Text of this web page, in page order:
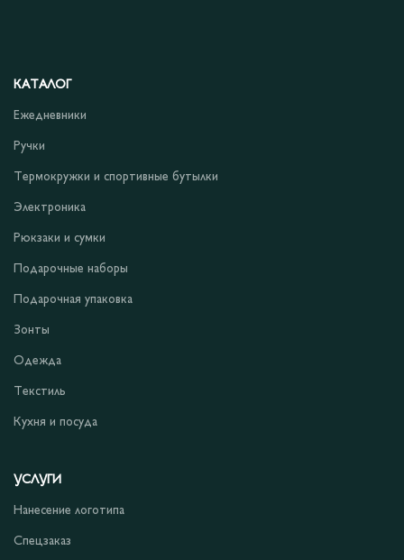
КАТАЛОГ
Ежедневники
Ручки
Термокружки и спортивные бутылки
Электроника
Рюкзаки и сумки
Подарочные наборы
Подарочная упаковка
Зонты
Одежда
Текстиль
Кухня и посуда
УСЛУГИ
Нанесение логотипа
Спецзаказ